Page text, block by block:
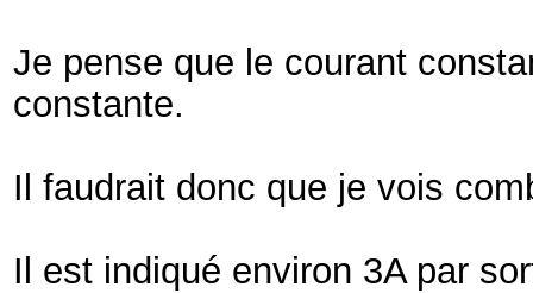
Je pense que le courant
constante.
Il faudrait donc que je vois
Il est indiqué environ 3A par